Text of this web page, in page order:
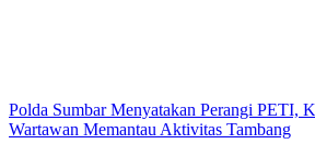
Polda Sumbar Menyatakan Perangi PETI,
Wartawan Memantau Aktivitas Tambang